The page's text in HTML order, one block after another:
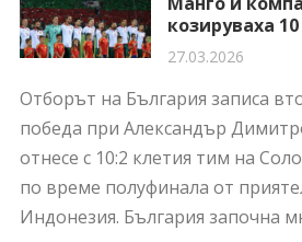
козируваха
27.03.2026
Отборът на България записа
победа при Александър
отнесе с 10:2 клетия тим на
по време полуфинала от
Индонезия. България започна